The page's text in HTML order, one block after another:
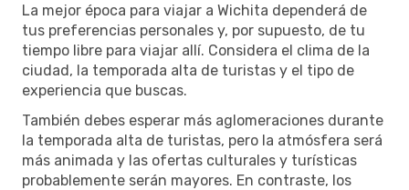
La mejor época para viajar a Wichita dependerá de
tus preferencias personales y, por supuesto, de tu
tiempo libre para viajar allí. Considera el clima de la
ciudad, la temporada alta de turistas y el tipo de
experiencia que buscas.
También debes esperar más aglomeraciones durante
la temporada alta de turistas, pero la atmósfera será
más animada y las ofertas culturales y turísticas
probablemente serán mayores. En contraste, los